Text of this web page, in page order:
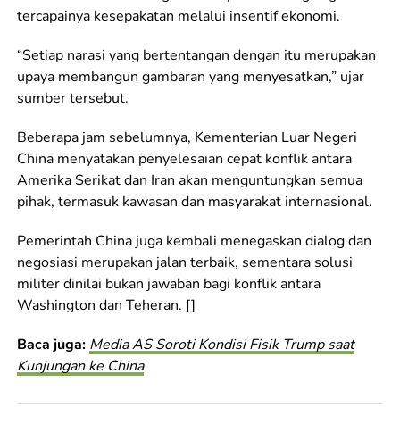
tercapainya kesepakatan melalui insentif ekonomi.
“Setiap narasi yang bertentangan dengan itu merupakan
upaya membangun gambaran yang menyesatkan,” ujar
sumber tersebut.
Beberapa jam sebelumnya, Kementerian Luar Negeri
China menyatakan penyelesaian cepat konflik antara
Amerika Serikat dan Iran akan menguntungkan semua
pihak, termasuk kawasan dan masyarakat internasional.
Pemerintah China juga kembali menegaskan dialog dan
negosiasi merupakan jalan terbaik, sementara solusi
militer dinilai bukan jawaban bagi konflik antara
Washington dan Teheran. []
Baca juga: Media AS Soroti Kondisi Fisik Trump saat
Kunjungan ke China